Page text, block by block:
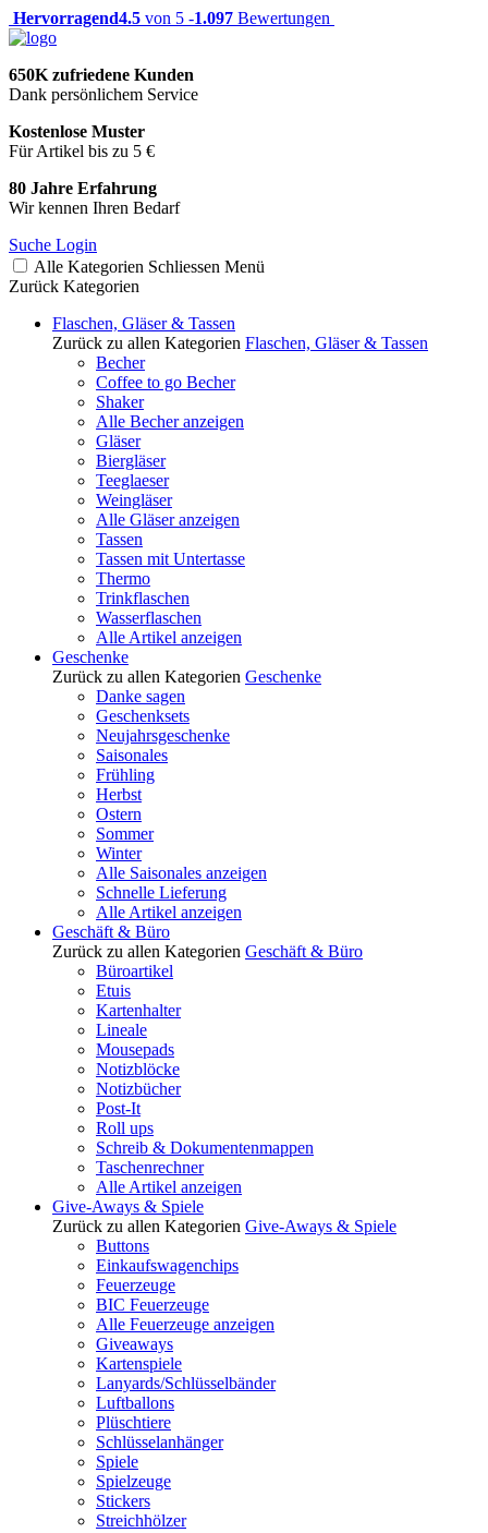
Hervorragend4.5 von 5 -1.097 Bewertungen
650K zufriedene Kunden
Dank persönlichem Service
Kostenlose Muster
Für Artikel bis zu 5 €
80 Jahre Erfahrung
Wir kennen Ihren Bedarf
Suche Login
Alle Kategorien Schliessen Menü
Zurück Kategorien
Flaschen, Gläser & Tassen
Zurück zu allen Kategorien Flaschen, Gläser & Tassen
Becher
Coffee to go Becher
Shaker
Alle Becher anzeigen
Gläser
Biergläser
Teeglaeser
Weingläser
Alle Gläser anzeigen
Tassen
Tassen mit Untertasse
Thermo
Trinkflaschen
Wasserflaschen
Alle Artikel anzeigen
Geschenke
Zurück zu allen Kategorien Geschenke
Danke sagen
Geschenksets
Neujahrsgeschenke
Saisonales
Frühling
Herbst
Ostern
Sommer
Winter
Alle Saisonales anzeigen
Schnelle Lieferung
Alle Artikel anzeigen
Geschäft & Büro
Zurück zu allen Kategorien Geschäft & Büro
Büroartikel
Etuis
Kartenhalter
Lineale
Mousepads
Notizblöcke
Notizbücher
Post-It
Roll ups
Schreib & Dokumentenmappen
Taschenrechner
Alle Artikel anzeigen
Give-Aways & Spiele
Zurück zu allen Kategorien Give-Aways & Spiele
Buttons
Einkaufswagenchips
Feuerzeuge
BIC Feuerzeuge
Alle Feuerzeuge anzeigen
Giveaways
Kartenspiele
Lanyards/Schlüsselbänder
Luftballons
Plüschtiere
Schlüsselanhänger
Spiele
Spielzeuge
Stickers
Streichhölzer